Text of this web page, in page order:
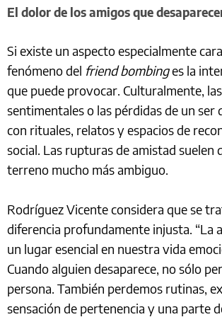
El dolor de los amigos que
Si existe un aspecto especialmente
fenómeno del friend bombinges la
que puede provocar. Culturalmente,
sentimentales o las pérdidas de un ser
con rituales, relatos y espacios de
social. Las rupturas de amistad suelen
terreno mucho más ambiguo.
Rodríguez Vicente considera que se
diferencia profundamente injusta. “La
un lugar esencial en nuestra vida
Cuando alguien desaparece, no sólo
persona. También perdemos rutinas,
sensación de pertenencia y una parte